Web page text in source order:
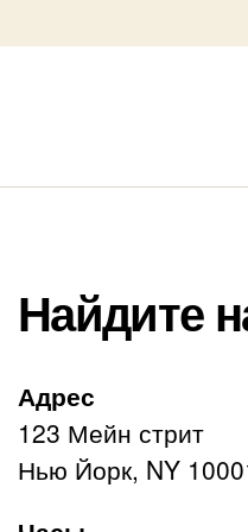
Найдите
Адрес
123 Мейн стрит
Нью Йорк, NY